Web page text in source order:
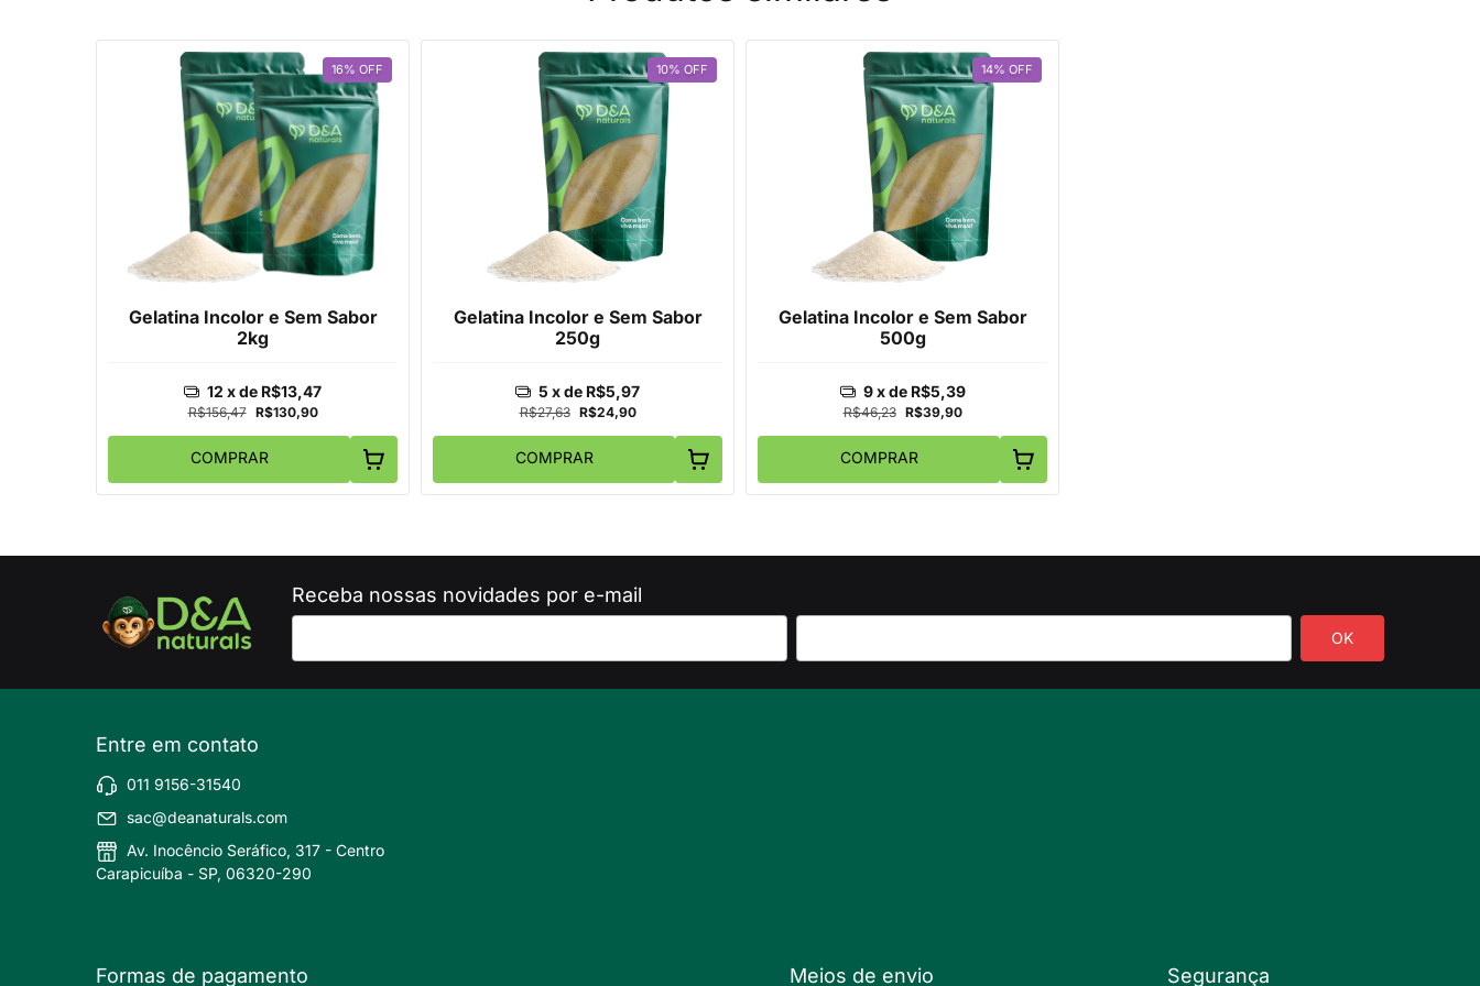
16% OFF
Gelatina Incolor e Sem Sabor
2kg
R$156,47 R$130,90
12 x de R$13,47
COMPRAR
10% OFF
Gelatina Incolor e Sem Sabor
250g
R$27,63 R$24,90
5 x de R$5,97
COMPRAR
14% OFF
Gelatina Incolor e Sem Sabor
500g
R$46,23 R$39,90
9 x de R$5,39
COMPRAR
Receba nossas novidades por e-mail
Entre em contato
011 9156-31540
sac@deanaturals.com
Av. Inocêncio Seráfico, 317 - Centro
Carapicuíba - SP, 06320-290
Formas de pagamento Meios de envio Segurança